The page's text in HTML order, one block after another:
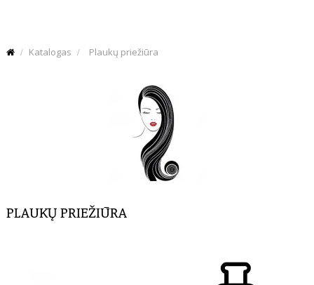
Katalogas Plaukų priežiūra
PLAUKŲ PRIEŽIŪRA